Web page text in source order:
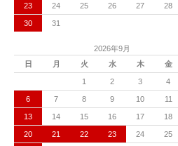
23 24 25 26 27 28
30 31
2026年9月
日
月 火 水 木 金
1 2 3 4
6 7 8 9 10 11
13 14 15 16 17 18
20 21 22 23 24 25